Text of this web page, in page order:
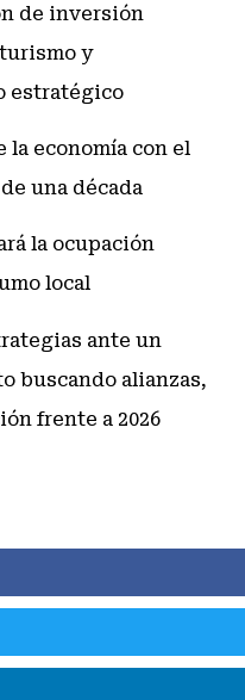
de inversión
y
estratégico
economía con el
una década
la ocupación
local
ante un
buscando alianzas,
frente a 2026